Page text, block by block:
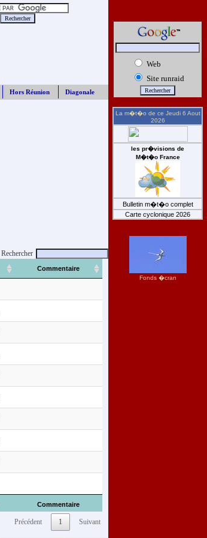
Hors Réunion Diagonale
Rechercher
Commentaire
Commentaire
Précédent 1 Suivant
Web
Site runraid
La m�t�o de ce Jeudi 6 Aout
2026
les pr�visions de
M�t�o France
Bulletin m�t�o complet
Carte cyclonique 2026
Fonds �cran